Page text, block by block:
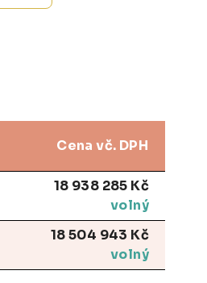
Cena vč. DPH
18 938 285 Kč
volný
18 504 943 Kč
volný